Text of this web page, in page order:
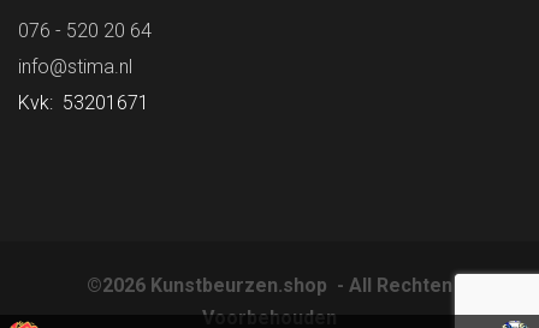
076 - 520 20 64
info@stima.nl
Kvk: 53201671
©2026 Kunstbeurzen.shop - All Rechten
Voorbehouden